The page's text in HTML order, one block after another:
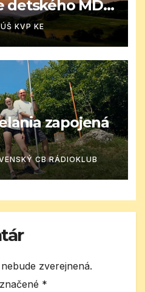
detského MDD
KVP KE
zapojená
CB RÁDIOKLUB
zverejnená.
*